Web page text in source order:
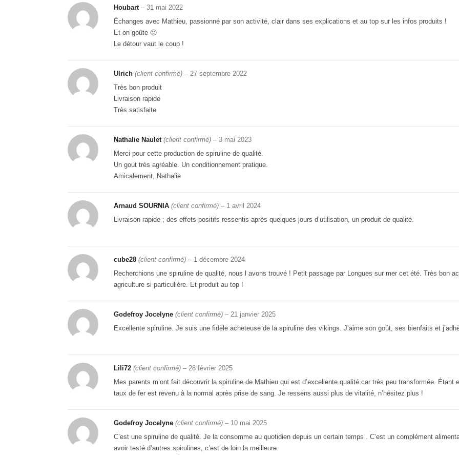
Houbart – 31 mai 2022
Échanges avec Mathieu, passionné par son activité, clair dans ses explications et au top sur les infos produits !
Et on goûte 🙂
Le détour vaut le coup !
Ulrich (client confirmé) – 27 septembre 2022
Très bon produit
Livraison rapide
Très satisfaite
Nathalie Naulet (client confirmé) – 3 mai 2023
Merci pour cette production de spiruline de qualité.
Un gout très agréable. Un conditionnement pratique.
Amicalement, Nathalie
Arnaud SOURNIA (client confirmé) – 1 avril 2024
Livraison rapide ; des effets positifs ressentis après quelques jours d’utilisation, un produit de qualité.
cube28 (client confirmé) – 1 décembre 2024
Recherchions une spiruline de qualité, nous l avons trouvé ! Petit passage par Longues sur mer cet été. Très bon
agriculture si particulière. Et produit au top !
Godefroy Jocelyne (client confirmé) – 21 janvier 2025
Excellente spiruline. Je suis une fidèle acheteuse de la spiruline des vikings. J’aime son goût, ses bienfaits et
Lili72 (client confirmé) – 28 février 2025
Mes parents m’ont fait découvrir la spiruline de Mathieu qui est d’excellente qualité car très peu transformée.
taux de fer est revenu à la normal après prise de sang. Je ressens aussi plus de vitalité, n’hésitez plus !
Godefroy Jocelyne (client confirmé) – 10 mai 2025
C’est une spiruline de qualité. Je la consomme au quotidien depuis un certain temps . C’est un complément
avoir testé d’autres spirulines, c’est de loin la meilleure.